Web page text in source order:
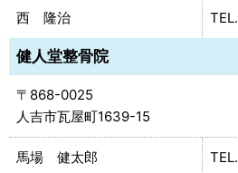
西 隆治
健人堂整骨院
868-0025
人吉市瓦屋町1639-15
馬場 健太郎